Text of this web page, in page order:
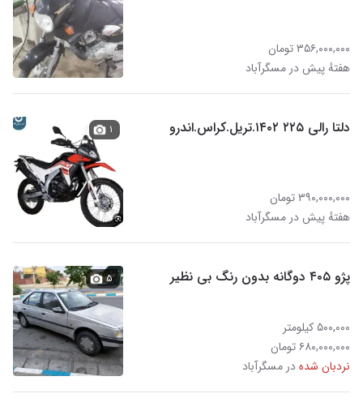
۳۵۶,۰۰۰,۰۰۰ تومان
هفتهٔ پیش در مسگرآباد
دلتا رالی ۲۲۵ ۱۴۰۲.تریل.کراس.اندرو
۳۹۰,۰۰۰,۰۰۰ تومان
هفتهٔ پیش در مسگرآباد
۱
پژو ۴۰۵ دوگانه بدون رنگ بی نظیر
۵۰۰,۰۰۰ کیلومتر
۶۸۰,۰۰۰,۰۰۰ تومان
نردبان شدهدر مسگرآباد
۵